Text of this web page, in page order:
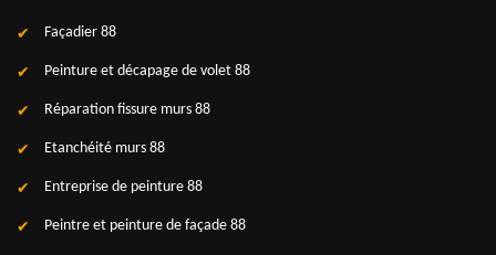
Façadier 88
Peinture et décapage de volet 88
Réparation fissure murs 88
Etanchéité murs 88
Entreprise de peinture 88
Peintre et peinture de façade 88